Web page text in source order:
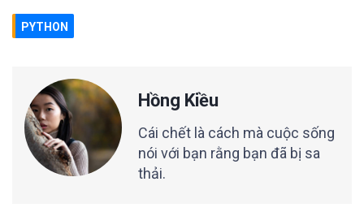
PYTHON
Hồng Kiều
Cái chết là cách mà cuộc sống
nói với bạn rằng bạn đã bị sa
thải.